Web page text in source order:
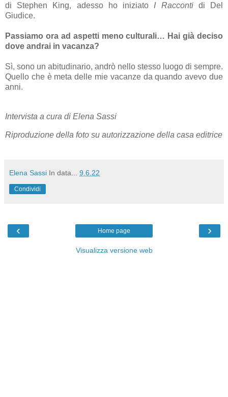
di Stephen King, adesso ho iniziato I Raccontidi Del
Giudice.
Passiamo ora ad aspetti meno culturali… Hai già deciso
dove andrai in vacanza?
Sì, sono un abitudinario, andrò nello stesso luogo di sempre.
Quello che è meta delle mie vacanze da quando avevo due
anni.
Intervista a cura di Elena Sassi
Riproduzione della foto su autorizzazione della casa editrice
Elena Sassi In data... 9.6.22
Condividi
‹ ›
Home page
Visualizza versione web